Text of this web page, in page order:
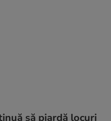
să piardă locuri